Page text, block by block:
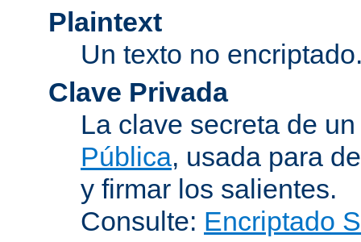
Plaintext
Un texto no
Clave Privada
La clave secreta de
Pública, usada para
y firmar los salientes.
Consulte: Encriptado